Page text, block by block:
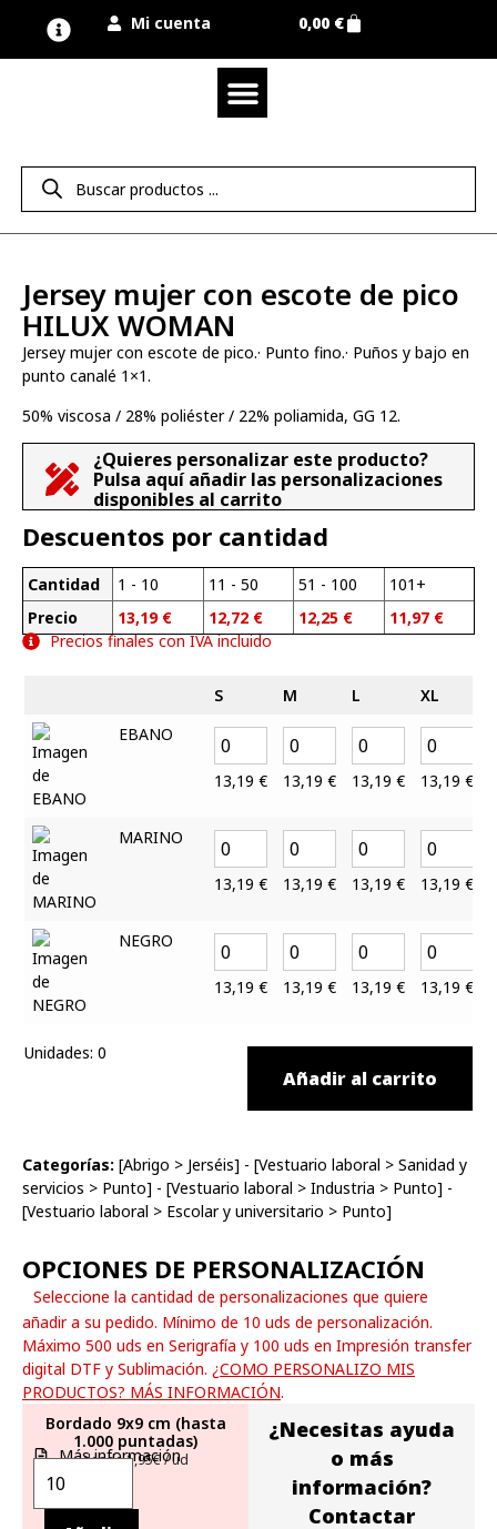
Mi cuenta 0,00 €
Jersey mujer con escote de pico
HILUX WOMAN
Jersey mujer con escote de pico.· Punto fino.· Puños y bajo en
punto canalé 1×1.
50% viscosa / 28% poliéster / 22% poliamida, GG 12.
¿Quieres personalizar este producto?
Pulsa aquí añadir las personalizaciones
disponibles al carrito
Descuentos por cantidad
Cantidad
Precio
1 - 10
13,19 €
11 - 50
12,72 €
51 - 100
12,25 €
101+
11,97 €
Precios finales con IVA incluido
S M L XL
EBANO
13,19 € 13,19 € 13,19 € 13,19 €
MARINO
13,19 € 13,19 € 13,19 € 13,19 €
NEGRO
13,19 € 13,19 € 13,19 € 13,19 €
Unidades: 0
Añadir al carrito
Categorías: [Abrigo > Jerséis] - [Vestuario laboral > Sanidad y
servicios > Punto] - [Vestuario laboral > Industria > Punto] -
[Vestuario laboral > Escolar y universitario > Punto]
OPCIONES DE PERSONALIZACIÓN
Seleccione la cantidad de personalizaciones que quiere
añadir a su pedido. Mínimo de 10 uds de personalización.
Máximo 500 uds en Serigrafía y 100 uds en Impresión transfer
digital DTF y Sublimación. ¿COMO PERSONALIZO MIS
PRODUCTOS? MÁS INFORMACIÓN.
Bordado 9x9 cm (hasta
1.000 puntadas)
desde 1,95€ / ud
Más información
¿Necesitas ayuda
o más
información?
Contactar